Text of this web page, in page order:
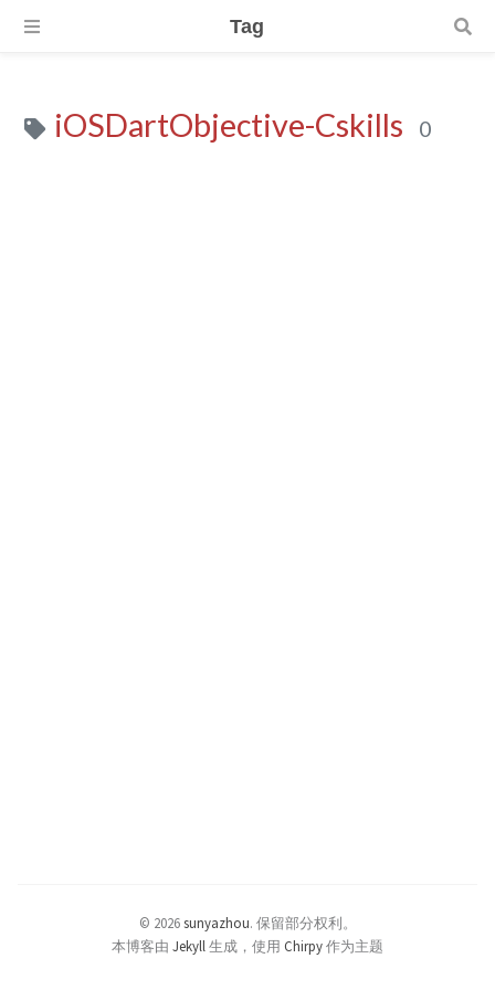
Tag
iOSDartObjective-Cskills 0
© 2026sunyazhou. 保留部分权利。
本博客由 Jekyll 生成，使用 Chirpy作为主题